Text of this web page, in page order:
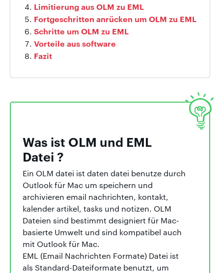
Limitierung aus OLM zu EML
Fortgeschritten anrücken um OLM zu EML
Schritte um OLM zu EML
Vorteile aus software
Fazit
Was ist OLM und EML
Datei ?
Ein OLM datei ist daten datei benutze durch
Outlook für Mac um speichern und
archivieren email nachrichten, kontakt,
kalender artikel, tasks und notizen. OLM
Dateien sind bestimmt designiert für Mac-
basierte Umwelt und sind kompatibel auch
mit Outlook für Mac.
EML (Email Nachrichten Formate) Datei ist
als Standard-Dateiformate benutzt, um